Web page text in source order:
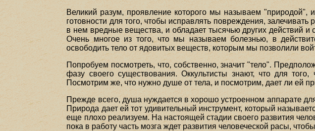
Великий разум, проявление которого мы называем
готовности для того, чтобы исправлять повреждения,
в нем вредные вещества, и обладает тысячью других действий
Очень многое из того, что мы называем болезнью, в
освободить тело от ядовитых веществ, которым мы позволили
Попробуем посмотреть, что, собственно, значит "тело".
фазу своего существования. Оккультисты знают, что для
Посмотрим же, что нужно душе от тела, и посмотрим, дает ли ей
Прежде всего, душа нуждается в хорошо устроенном аппарате
Природа дает ей тот удивительный инструмент, который
еще плохо реализуем. На настоящей стадии своего развития
пока в работу часть мозга ждет развития человеческой расы,